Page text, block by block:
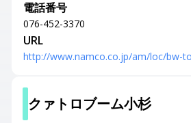
電話番号
076-452-3370
URL
http://www.namco.co.jp/am/loc/bw-
クァトロブーム小杉